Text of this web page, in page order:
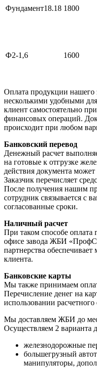
Фундамент18.18 1800
Ф2-1,6 1600
Оплата продукции нашего
несколькими удобными
клиент самостоятельно
финансовых операций.
происходит при любом
Банковский перевод
Денежный расчет
на готовые к отгрузке
действия документа
Заказчик перечисляет
После получения нашим
сотрудник связывается с
согласованные сроки.
Наличный расчет
При таком способе оплата
офисе завода ЖБИ
партнерства
клиента.
Банковские карты
Мы также принимаем
Перечисление денег на
использовании расчетного
Мы доставляем ЖБИ до
Осуществляем 2 варианта
железнодорожные
большегрузный
манипуляторы,